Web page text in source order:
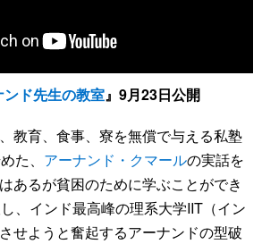
ド先生の教室』9月23日公開
教育、食事、寮を無償で与える私塾
た、 アーナンド・クマールの実話を
あるが貧困のために学ぶことができ
、インド最高峰の理系大学IIT（イン
せようと奮起するアーナンドの型破